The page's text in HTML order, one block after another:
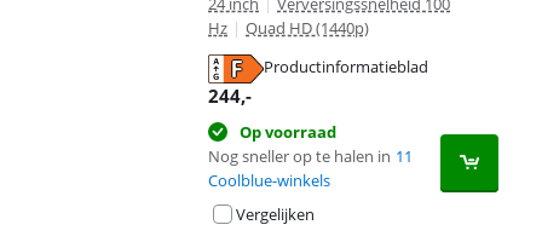
Hz | Quad HD (1440p)
Productinformatieblad
244,-
Op voorraad
Nog sneller op te halen in 11
Coolblue-winkels
Vergelijken